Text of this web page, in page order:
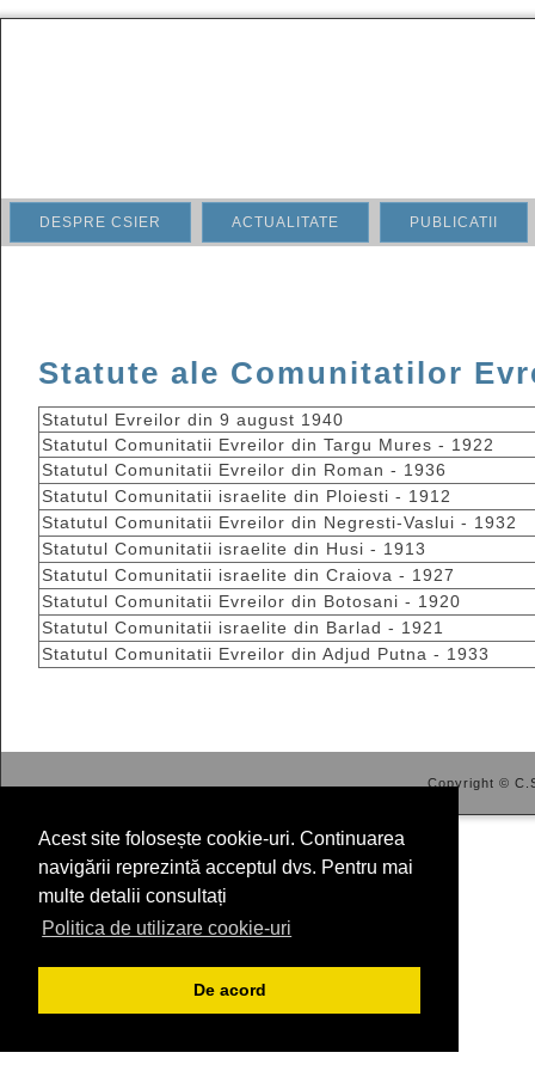
Acest site folosește cookie-uri. Continuarea
navigării reprezintă acceptul dvs. Pentru mai
multe detalii consultați
Politica de utilizare cookie-uri
De acord
DESPRE CSIER ACTUALITATE PUBLICATII
Statute ale Comunitatilor
Statutul Evreilor din 9 august 1940
Statutul Comunitatii Evreilor din Targu Mures - 1922
Statutul Comunitatii Evreilor din Roman - 1936
Statutul Comunitatii israelite din Ploiesti - 1912
Statutul Comunitatii Evreilor din Negresti-Vaslui - 1932
Statutul Comunitatii israelite din Husi - 1913
Statutul Comunitatii israelite din Craiova - 1927
Statutul Comunitatii Evreilor din Botosani - 1920
Statutul Comunitatii israelite din Barlad - 1921
Statutul Comunitatii Evreilor din Adjud Putna - 1933
Copyright ©